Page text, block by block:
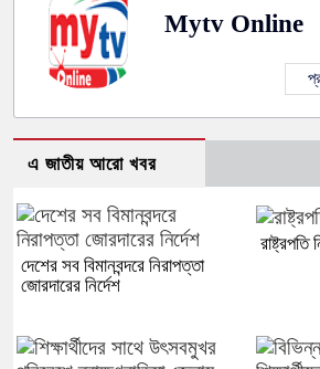
Mytv Online
এ জাতীয় আরো খবর
দেশের সব বিমানবন্দরে নিরাপত্তা
জোরদারের নির্দেশ